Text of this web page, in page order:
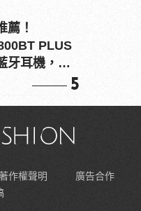
薦！
PLUS
牙耳機，在
5
作權聲明
廣告合作